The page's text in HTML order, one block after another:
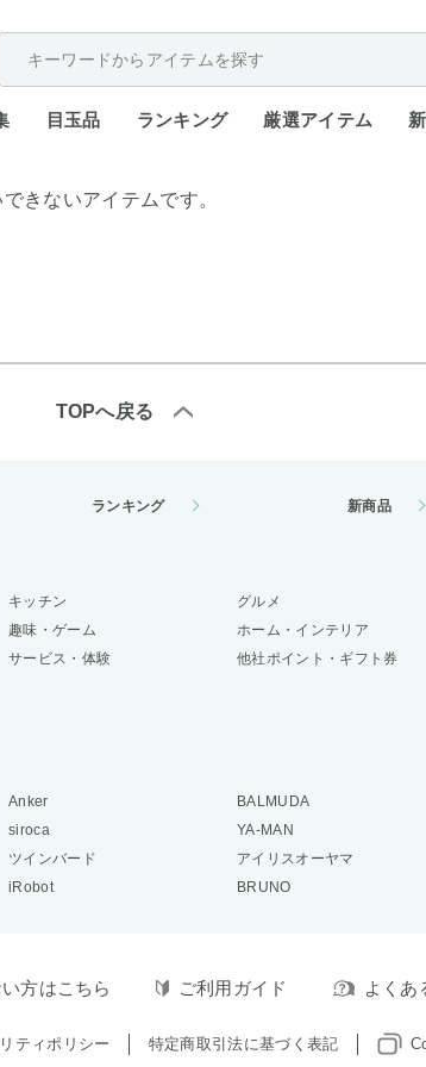
目玉品 ランキング 厳選アイテム
きないアイテムです。
TOPへ戻る
ランキング 新商品
キッチン グルメ
趣味・ゲーム ホーム・インテリア
サービス・体験 他社ポイント・ギフト券
Anker BALMUDA
siroca YA-MAN
ツインバード アイリスオーヤマ
iRobot BRUNO
方はこちら ご利用ガイド よくあ
ティポリシー 特定商取引法に基づく表記